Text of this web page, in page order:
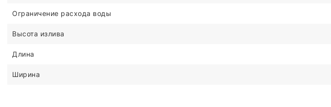
Ограничение расхода воды
Высота излива
Длина
Ширина